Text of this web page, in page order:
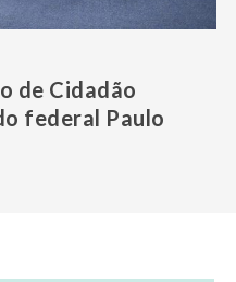
de Cidadão
federal Paulo